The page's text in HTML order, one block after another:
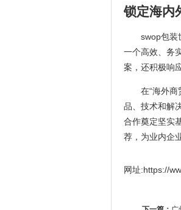
锁定海内
swop包装
一个高效、务
案，还积极响
在“海外
品、技术和解
合作奠定坚实
荐，为业内企
网址:https://